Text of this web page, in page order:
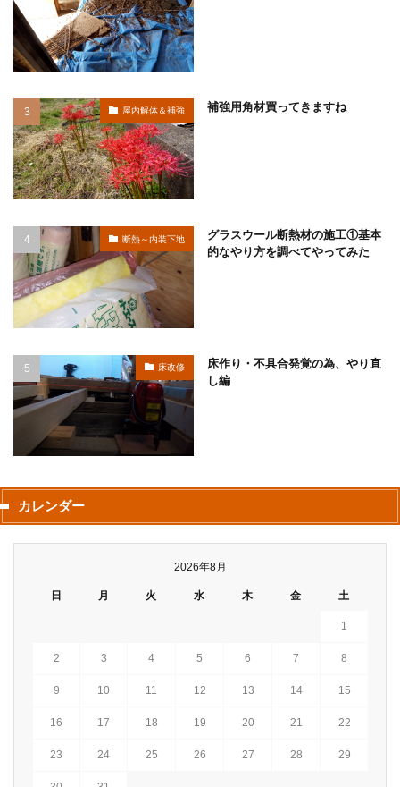
屋内解体＆補強 補強用角材買ってきますね
断熱～内装下地
グラスウール断熱材の施工①基本
的なやり方を調べてやってみた
床改修
床作り・不具合発覚の為、やり直
し編
カレンダー
2026年8月
日 月 火 水 木 金 土
1
2 3 4 5 6 7 8
9 10 11 12 13 14 15
16 17 18 19 20 21 22
23 24 25 26 27 28 29